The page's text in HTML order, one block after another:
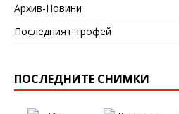
Архив-Новини
Последният трофей
ПОСЛЕДНИТЕ СНИМКИ